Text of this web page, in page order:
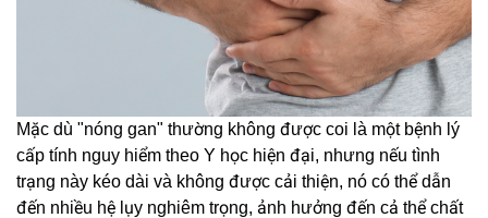
Mặc dù "nóng gan" thường không được coi là một bệnh lý
cấp tính nguy hiểm theo Y học hiện đại, nhưng nếu tình
trạng này kéo dài và không được cải thiện, nó có thể dẫn
đến nhiều hệ lụy nghiêm trọng, ảnh hưởng đến cả thể chất